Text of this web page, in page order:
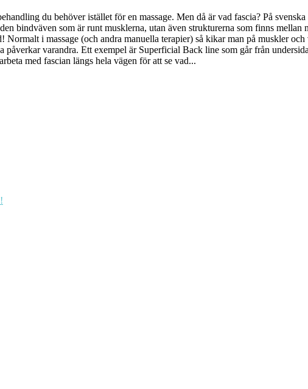
du behöver istället för en massage. Men då är vad fascia? På
bindväven som är runt musklerna, utan även strukturerna som finns
i massage (och andra manuella terapier) så kikar man på muskler
varandra. Ett exempel är Superficial Back line som går från
med fascian längs hela vägen för att se vad...